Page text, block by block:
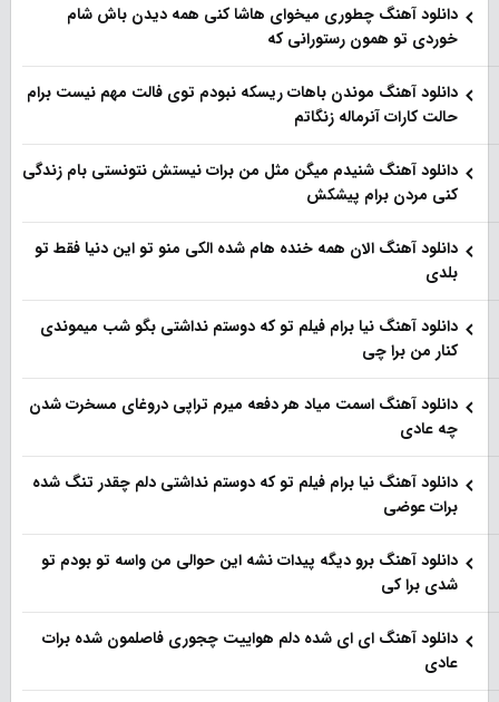
دانلود آهنگ چطوری میخوای هاشا کنی همه دیدن باش شام
خوردی تو همون رستورانی که
دانلود آهنگ موندن باهات ریسکه نبودم توی فالت مهم نیست برام
حالت کارات آنرماله زنگاتم
دانلود آهنگ شنیدم میگن مثل من برات نیستش نتونستی بام زندگی
کنی مردن برام پیشکش
دانلود آهنگ الان همه خنده هام شده الکی منو تو این دنیا فقط تو
بلدی
دانلود آهنگ نیا برام فیلم تو‌ که دوستم نداشتی بگو شب میموندی
کنار من برا چی
دانلود آهنگ اسمت میاد هر دفعه میرم تراپی دروغای مسخرت شدن
چه عادی
دانلود آهنگ نیا برام فیلم تو‌ که دوستم نداشتی دلم چقدر تنگ شده
برات عوضی
دانلود آهنگ برو دیگه پیدات نشه این حوالی من واسه تو‌ بودم تو
شدی برا کی
دانلود آهنگ ای ای شده دلم هواییت چجوری فاصلمون شده برات
عادی